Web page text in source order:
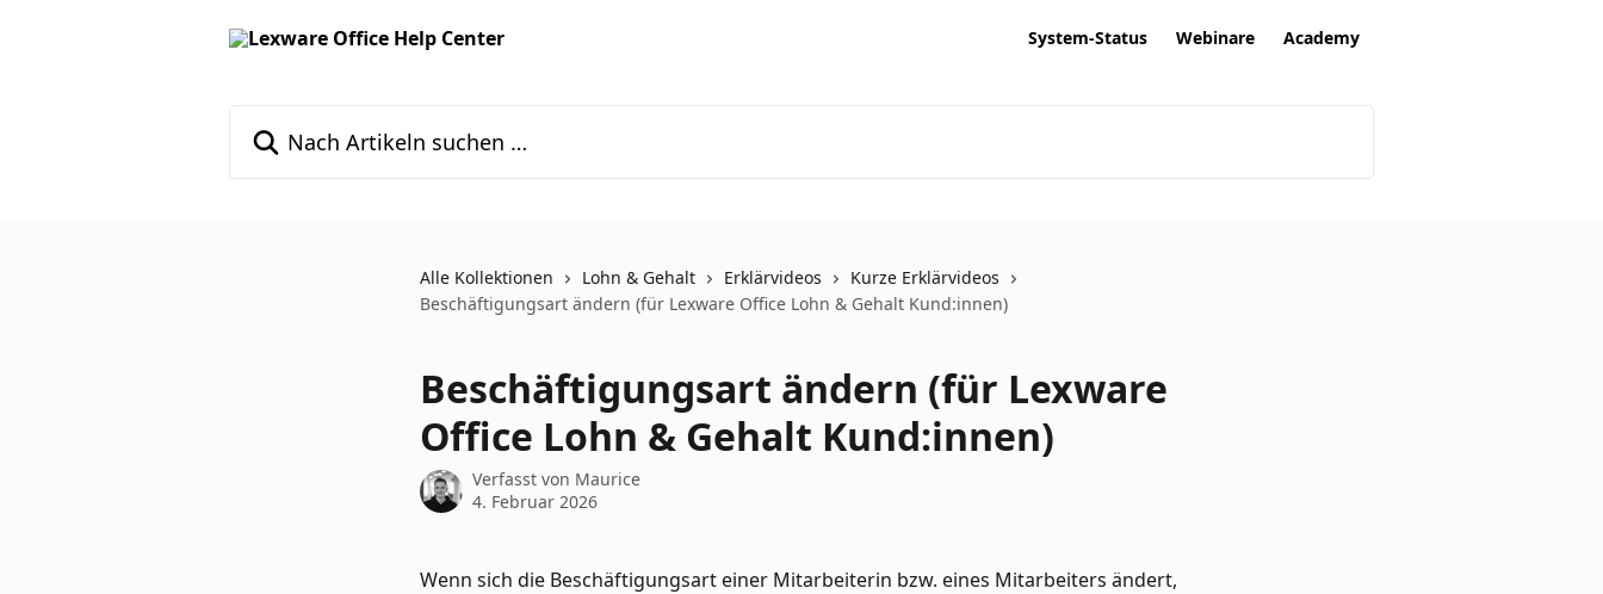
System-Status Webinare Academy
Alle Kollektionen Lohn & Gehalt Erklärvideos
Kurze Erklärvideos
Beschäftigungsart ändern (für Lexware Office Lohn & Gehalt Kund:innen)
Beschäftigungsart ändern (für Lexware
Office Lohn & Gehalt Kund:innen)
Verfasst von Maurice
4. Februar 2026
Wenn sich die Beschäftigungsart einer Mitarbeiterin bzw. eines Mitarbeiters ändert,